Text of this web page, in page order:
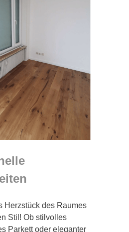
Herzstück des Raumes
Stil! Ob stilvolles
Parkett oder eleganter